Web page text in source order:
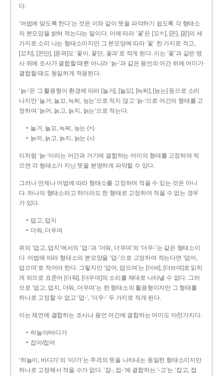
다.
‘어법에 맞도록 한다’는 것은 이와 같이 뜻을 파악하기 쉽도록 각 형태소
의 본모양을 밝혀 적는다는 말이다. 이에 따라 ‘꽃’은 [꼬ㅊ], [꼰], [꼳]의 세
가지로 소리 나는 형태소이지만 그 본모양에 따라 ‘꽃’ 한 가지로 적고,
[꼬치], [꼰만], [꼳꽈]도 ‘꽃이, 꽃만, 꽃과’로 적게 된다. 이는 ‘꽃’과 같은 명
사 뒤에 조사가 결합할 때뿐 아니라 ‘늙-’과 같은 용언의 어간 뒤에 어미가
결합할 때도 동일하게 적용된다.
‘늙-’은 그 활용형이 환경에 따라 [늘거], [늘꼬], [늑찌], [능는] 등으로 소리
나지만 ‘늘거, 늘꼬, 늑찌, 능는’으로 적지 않고 ‘늙-’으로 어간의 형태를 고
정하여 ‘늙어, 늙고, 늙지, 늙는’으로 적는다.
늘거, 늘꼬, 늑찌, 능는 (×)
늙어, 늙고, 늙지, 늙는 (○)
이처럼 ‘늙-­’이라는 어간과 거기에 결합하는 어미의 형태를 고정하여 적
으면 각 형태소가 지닌 뜻을 분명하게 파악할 수 있다.
그러나 언제나 어법에 따라 형태소를 고정하여 적을 수 있는 것은 아니
다. 하나의 형태소라고 하더라도 한 형태로 고정하여 적을 수 없는 경우
가 있다.
덥고, 덥지
더워, 더우며
위의 ‘덥고, 덥지’에서의 ‘덥-­’과 ‘더워, 더우며’의 ‘더우-­’는 같은 형태소이
다. 어법에 따라 형태소의 본모양을 ‘덥-­’으로 고정하여 적는다면 ‘덥어,
덥으며’로 적어야 한다. 그렇지만 ‘덥어, 덥으며’는 [더버], [더브며]로 읽히
게 되므로 표준어 [더워], [더우며]의 소리를 제대로 나타낼 수 없다. 그러
므로 ‘덥고, 덥지, 더워, 더우며’는 한 형태소의 활용형이지만 그 형태를
하나로 고정할 수 없고 ‘덥-’, ‘더우-’ 두 가지로 적게 된다.
이는 체언에 결합하는 조사나 용언 어간에 결합하는 어미도 마찬가지다.
하늘이/바다가
잡아/접어
‘하늘이, 바다가’의 ‘이/가’는 주격의 뜻을 나타내는 동일한 형태소이지만
하나로 고정해서 적을 수가 없다. ‘잡-, 접-’에 결합하는 ‘-고’는 ‘잡고, 접